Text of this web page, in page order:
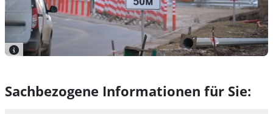
Sachbezogene Informationen für Sie: